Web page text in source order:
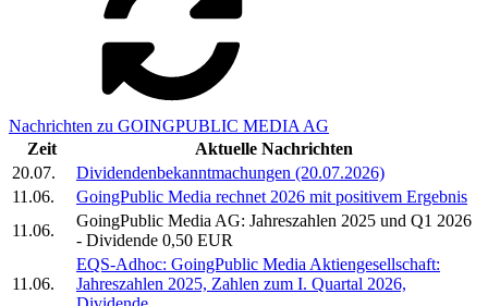
Nachrichten zu GOINGPUBLIC MEDIA AG
Zeit
Aktuelle Nachrichten
20.07.
Dividendenbekanntmachungen (20.07.2026)
11.06.
GoingPublic Media rechnet 2026 mit positivem Ergebnis
11.06.
GoingPublic Media AG: Jahreszahlen 2025 und Q1 2026
- Dividende 0,50 EUR
11.06.
EQS-Adhoc: GoingPublic Media Aktiengesellschaft:
Jahreszahlen 2025, Zahlen zum I. Quartal 2026,